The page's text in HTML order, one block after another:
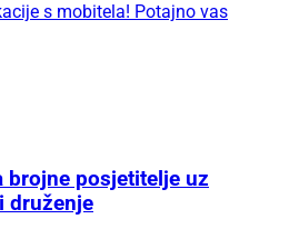
s mobitela! Potajno vas
brojne posjetitelje uz
druženje